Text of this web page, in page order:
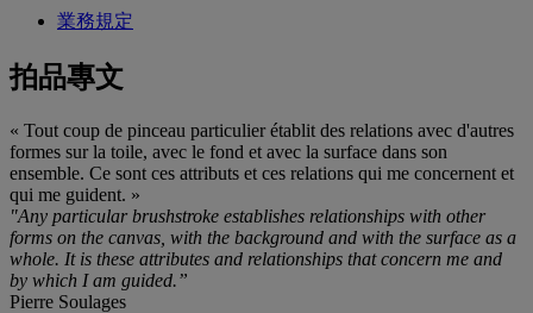
業務規定
拍品專文
« Tout coup de pinceau particulier établit des relations avec d'autres
formes sur la toile, avec le fond et avec la surface dans son
ensemble. Ce sont ces attributs et ces relations qui me concernent et
qui me guident. »
"Any particular brushstroke establishes relationships with other
forms on the canvas, with the background and with the surface as a
whole. It is these attributes and relationships that concern me and
by which I am guided.”
Pierre Soulages